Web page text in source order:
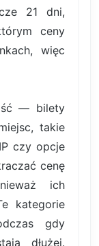
21 dni,
ceny
więc
— bilety
takie
czy opcje
cenę
ich
kategorie
gdy
dłużej.